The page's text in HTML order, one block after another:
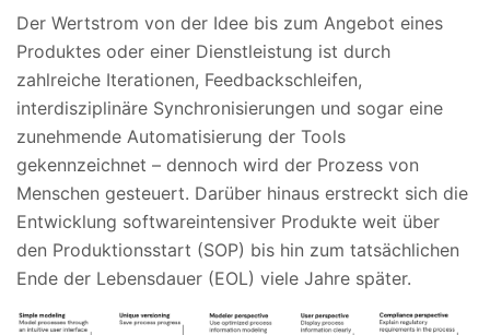
Der Wertstrom von der Idee bis zum Angebot eines
Produktes oder einer Dienstleistung ist durch
zahlreiche Iterationen, Feedbackschleifen,
interdisziplinäre Synchronisierungen und sogar eine
zunehmende Automatisierung der Tools
gekennzeichnet – dennoch wird der Prozess von
Menschen gesteuert. Darüber hinaus erstreckt sich die
Entwicklung softwareintensiver Produkte weit über
den Produktionsstart (SOP) bis hin zum tatsächlichen
Ende der Lebensdauer (EOL) viele Jahre später.